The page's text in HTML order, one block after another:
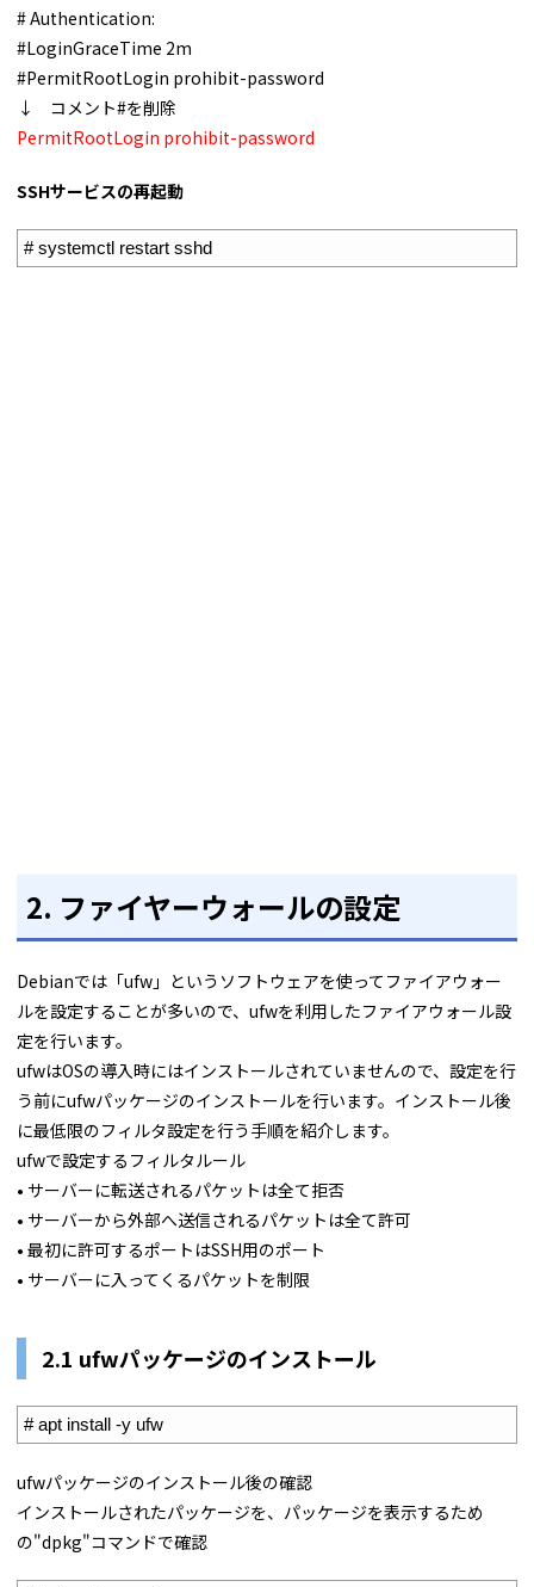
# Authentication:
#LoginGraceTime 2m
#PermitRootLogin prohibit-password
↓ コメント#を削除
PermitRootLogin prohibit-password
SSHサービスの再起動
# systemctl restart sshd
2. ファイヤーウォールの設定
Debianでは「ufw」というソフトウェアを使ってファイアウォー
ルを設定することが多いので、ufwを利用したファイアウォール設
定を行います。
ufwはOSの導入時にはインストールされていませんので、設定を行
う前にufwパッケージのインストールを行います。インストール後
に最低限のフィルタ設定を行う手順を紹介します。
ufwで設定するフィルタルール
• サーバーに転送されるパケットは全て拒否
• サーバーから外部へ送信されるパケットは全て許可
• 最初に許可するポートはSSH用のポート
• サーバーに入ってくるパケットを制限
2.1 ufwパッケージのインストール
# apt install -y ufw
ufwパッケージのインストール後の確認
インストールされたパッケージを、パッケージを表示するため
の"dpkg"コマンドで確認